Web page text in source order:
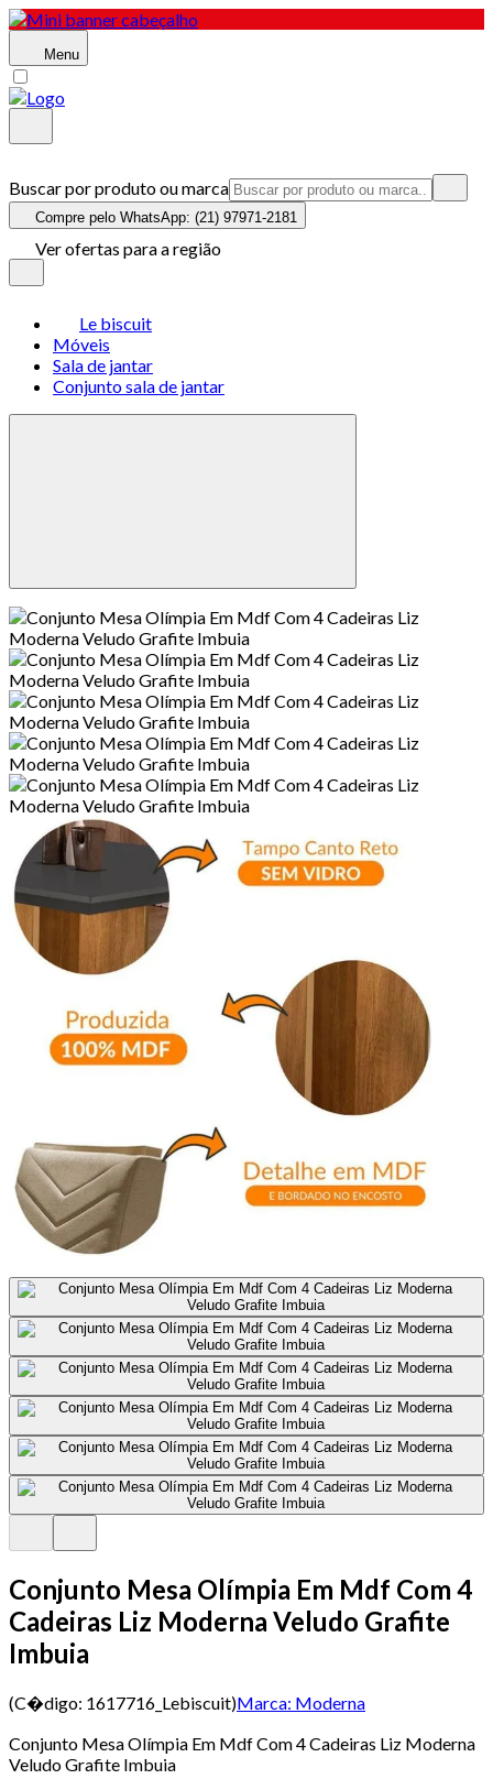
Menu
Buscar por produto ou marca
Compre pelo WhatsApp: (21) 97971-2181
Ver ofertas para a região
Le biscuit
Móveis
Sala de jantar
Conjunto sala de jantar
Conjunto Mesa Olímpia Em Mdf Com 4
Cadeiras Liz Moderna Veludo Grafite
Imbuia
(C�digo: 1617716_Lebiscuit)Marca: Moderna
Conjunto Mesa Olímpia Em Mdf Com 4 Cadeiras Liz Moderna
Veludo Grafite Imbuia